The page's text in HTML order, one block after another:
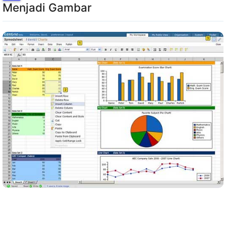
Menjadi Gambar